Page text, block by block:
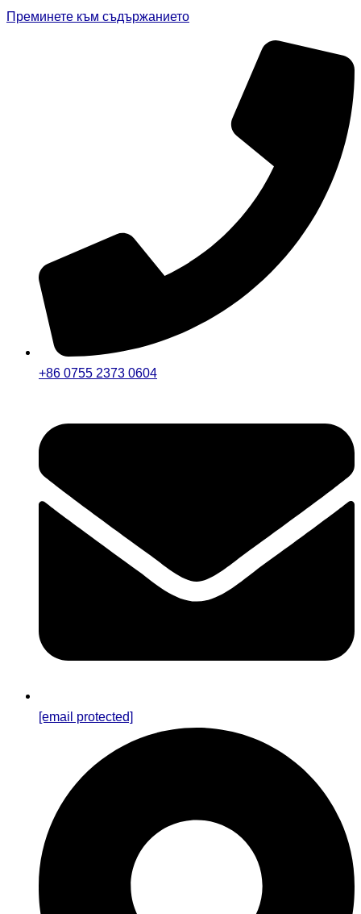
Преминете към съдържанието
+86 0755 2373 0604
[email protected]